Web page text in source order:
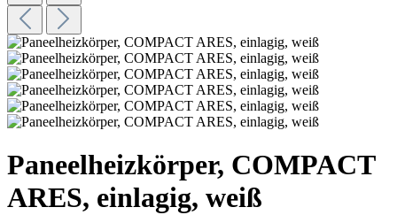
Paneelheizkörper, COMPACT
ARES, einlagig, weiß